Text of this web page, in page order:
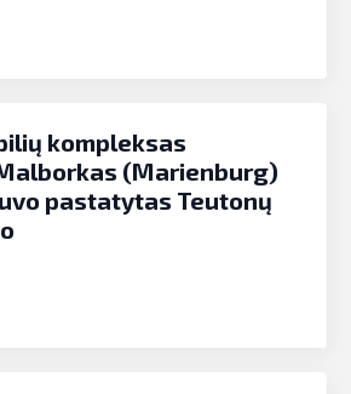
kompleksas
(Marienburg)
pastatytas Teutonų